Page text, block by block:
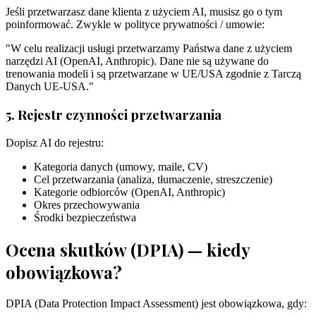
Jeśli przetwarzasz dane klienta z użyciem AI, musisz go o tym
poinformować. Zwykle w polityce prywatności / umowie:
"W celu realizacji usługi przetwarzamy Państwa dane z użyciem
narzędzi AI (OpenAI, Anthropic). Dane nie są używane do
trenowania modeli i są przetwarzane w UE/USA zgodnie z Tarczą
Danych UE-USA."
5. Rejestr czynności przetwarzania
Dopisz AI do rejestru:
Kategoria danych (umowy, maile, CV)
Cel przetwarzania (analiza, tłumaczenie, streszczenie)
Kategorie odbiorców (OpenAI, Anthropic)
Okres przechowywania
Środki bezpieczeństwa
Ocena skutków (DPIA) — kiedy
obowiązkowa?
DPIA (Data Protection Impact Assessment) jest obowiązkowa, gdy: